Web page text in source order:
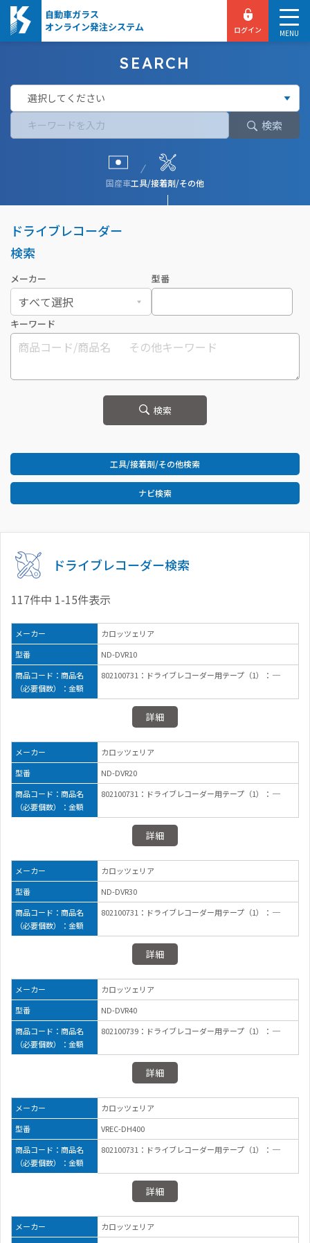
自動車ガラス
オンライン発注システム
MENU
ログイン
SEARCH
検索
国産車工具/接着剤/その他
ドライブレコーダー
検索
メーカー 型番
キーワード
検索
工具/接着剤/その他検索
ナビ検索
ドライブレコーダー検索
117件中 1-15件表示
メーカー
カロッツェリア
型番
ND-DVR10
商品コード：商品名
（必要個数）：金額
802100731：ドライブレコーダー用テープ（1）： ─
詳細
メーカー
カロッツェリア
型番
ND-DVR20
商品コード：商品名
（必要個数）：金額
802100731：ドライブレコーダー用テープ（1）： ─
詳細
メーカー
カロッツェリア
型番
ND-DVR30
商品コード：商品名
（必要個数）：金額
802100731：ドライブレコーダー用テープ（1）： ─
詳細
メーカー
カロッツェリア
型番
ND-DVR40
商品コード：商品名
（必要個数）：金額
802100739：ドライブレコーダー用テープ（1）： ─
詳細
メーカー
カロッツェリア
型番
VREC-DH400
商品コード：商品名
（必要個数）：金額
802100731：ドライブレコーダー用テープ（1）： ─
詳細
メーカー
カロッツェリア